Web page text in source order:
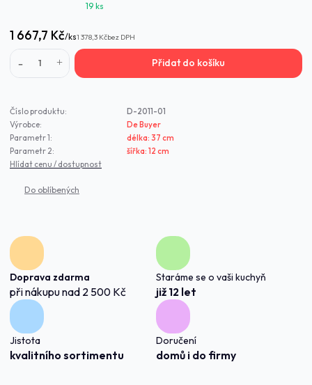
19 ks
1 667,7 Kč/ks1 378,3 Kčbez DPH
Přidat do košíku
Číslo produktu:
D-2011-01
Výrobce:
De Buyer
Parametr 1:
délka: 37 cm
Parametr 2:
šířka: 12 cm
Hlídat cenu / dostupnost
Doprava zdarma
při nákupu nad 2 500 Kč
Staráme se o vaši kuchyň
již 12 let
Jistota
kvalitního sortimentu
Doručení
domů i do firmy